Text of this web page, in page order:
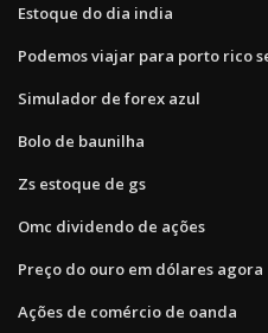
Estoque do dia india
Podemos viajar para porto rico
Simulador de forex azul
Bolo de baunilha
Zs estoque de gs
Omc dividendo de ações
Preço do ouro em dólares agora
Ações de comércio de oanda